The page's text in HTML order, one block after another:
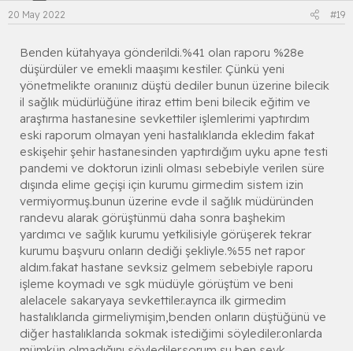
20 May 2022 #19
Benden kütahyaya gönderildi.%41 olan raporu %28e
düşürdüler ve emekli maaşımı kestiler. Çünkü yeni
yönetmelikte oranıınız düştü dediler bunun üzerine bilecik
il sağlık müdürlüğüne itiraz ettim beni bilecik eğitim ve
araştırma hastanesine sevkettiler işlemlerimi yaptırdım
eski raporum olmayan yeni hastalıklarıda ekledim fakat
eskişehir şehir hastanesinden yaptırdığım uyku apne testi
pandemi ve doktorun izinli olması sebebiyle verilen süre
dışında elime geçişi için kurumu girmedim sistem izin
vermiyormuş.bunun üzerine evde il sağlık müdüründen
randevu alarak görüştünmü daha sonra başhekim
yardımcı ve sağlık kurumu yetkilisiyle görüşerek tekrar
kurumu başvuru onların dediği şekliyle.%55 net rapor
aldım.fakat hastane sevksiz gelmem sebebiyle raporu
işleme koymadı ve sgk müdüyle görüştüm ve beni
alelacele sakaryaya sevkettiler.ayrıca ilk girmedim
hastalıklarıda girmeliymişim,benden onların düştüğünü ve
diğer hastalıklarıda sokmak istediğimi söylediler.onlarda